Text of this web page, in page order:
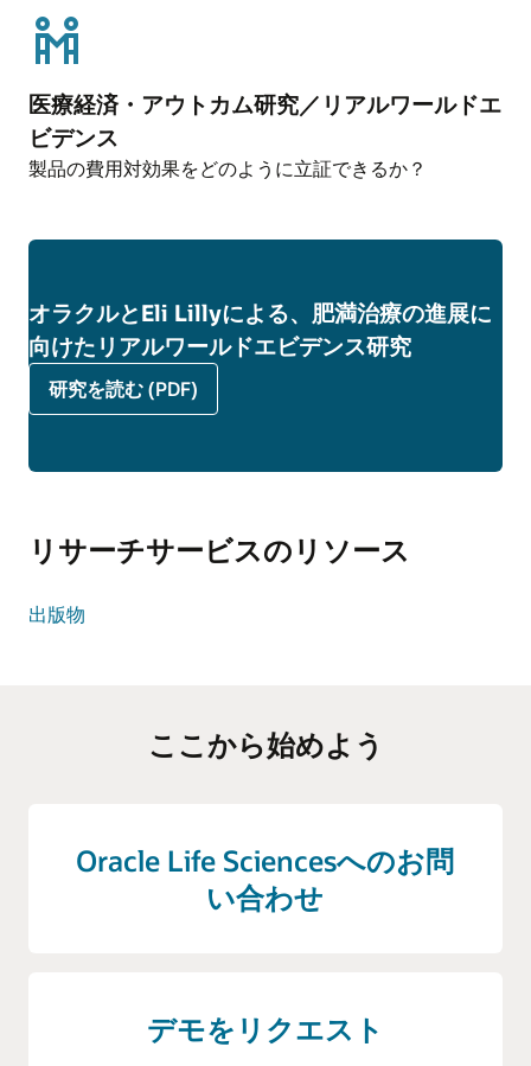
ータなど複数の二次データを解析し、日常の製
品使用に潜むリスクの特定に役立つ、タイムリ
製品使用実態調査
製品使用実態調査では、無作為化試験や実際の
使用データ、使用状況の解析、バイオマーカ
ク低減製品の実際の使用状況や行動パターン、
その他リアルワールドエビデンスおよび規制対応調査
性手法や電子カルテ、保険請求データなど多様
認識・意向調査
認識・意向調査では、人々がその製品をどのよ
調査により、規制や人々の行動にどのような影
響があるかを深く理解するための重要なインサ
イトが得られます。
追跡します。時点ごとの調査や長期的な観察を
ソーシャルメディア・リスニング
ソーシャルメディア・リスニングは、オンライ
ン上の会話を分析し、ブランドに対するセンチ
メント、競合他社の動向、学会イベントの影響
を可視化します。得られたインサイトは、メッ
セージングやエンゲージメント戦略の精緻化に
役立ちます。
タリングし、医療従事者、患者、保険者からブ
ランドがどのように評価されているかに関する
インサイトを提供します。
理、ブランドパフォーマンスの継続的なサポー
ビジネス機会の評価
ト・プロファイル（TPP）の評価、処方の可能
性、採用の要因および障壁、商業的ポジショニ
ステークホルダーの好み
最適なステークホルダーの好みを評価する手法
として、ディスクリート・チョイス・エクスペ
リメント（DCE）、ベストワースト・スケーリン
グ（BWS）、患者特性DCE、状況別DCEなどがあ
ります。これらの手法により、製品に対するお
客様や関係者の好みを明確にすることができま
EHRおよび保険請求データ分析
Oracle Life Sciences Linked Dataは、EHRと保険
請求データを組み合わせることで患者ケアの包
括的な視点を提供します。これにより、診療の
ターン、医療利用状況、アウトカムの追跡が可
非構造化EHR分析
EHR内で医療提供者が記録した自由記述の臨床ノ
治療の傾向、患者の症状、医師の所見など、貴
Surveyは、世界12か国の患者を対象としたグロー
康、治療パターン、生活の質、医療利用状況を
者のアウトカム、治療パターン、疾患の傾向に
関するインサイトを迅速に抽出できます。
医療経済・アウトカム研究／リアルワールドエ
ビデンス
製品の費用対効果をどのように立証できるか？
オラクルとEli Lillyによる、肥満治療の進展に
向けたリアルワールドエビデンス研究
研究を読む (PDF)
リサーチサービスのリソース
出版物
ここから始めよう
Oracle Life Sciencesへのお問
い合わせ
デモをリクエスト